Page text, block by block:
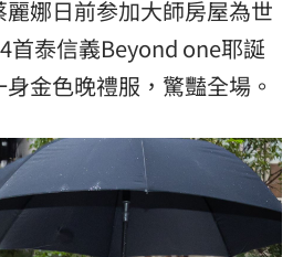
麗娜日前参加大師房屋為世
首泰信義Beyond one耶誕
金色晚禮服，驚豔全場。